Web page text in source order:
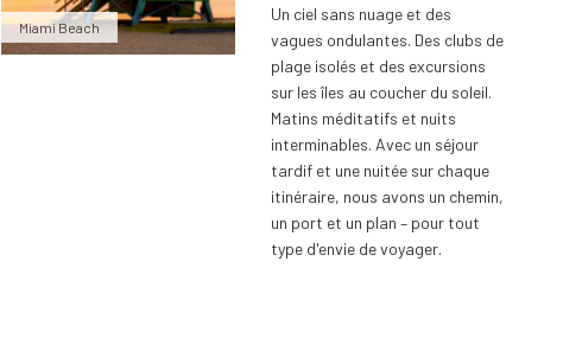
Miami Beach
Un ciel sans nuage et des
vagues ondulantes. Des clubs de
plage isolés et des excursions
sur les îles au coucher du soleil.
Matins méditatifs et nuits
interminables. Avec un séjour
tardif et une nuitée sur chaque
itinéraire, nous avons un chemin,
un port et un plan – pour tout
type d'envie de voyager.